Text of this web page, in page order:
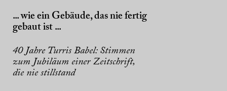
... wie ein Gebäude, das nie fertig
gebaut ist ...
40 Jahre Turris Babel: Stimmen
zum Jubiläum einer Zeitschrift,
die nie stillstand